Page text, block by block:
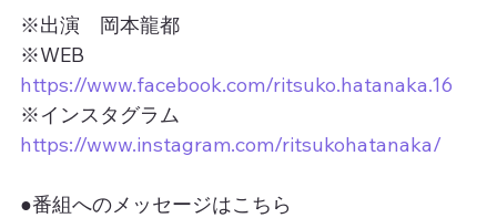
※出演　岡本龍都
※WEB
https://www.facebook.com/ritsuko.hatanaka.16
※インスタグラム
https://www.instagram.com/ritsukohatanaka/
●番組へのメッセージはこちら